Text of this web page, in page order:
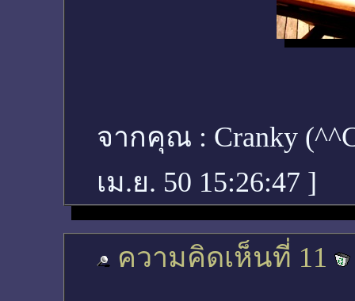
จากคุณ : Cranky
เม.ย. 50 15:26:47 ]
ความคิดเห็นที่ 11